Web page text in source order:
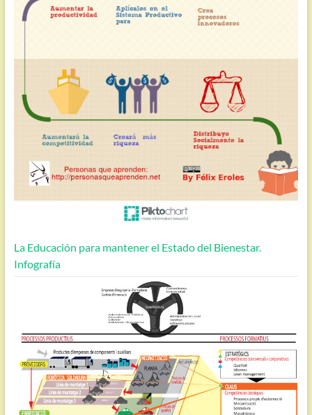
La Educación para mantener el Estado del Bienestar.
Infografía